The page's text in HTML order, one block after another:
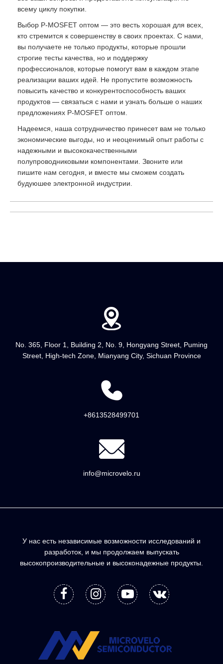
всему циклу покупки.
Выбор P-MOSFET оптом — это весть хорошая для всех,
кто стремится к совершенству в своих проектах. С нами,
вы получаете не только продукты, которые прошли
строгие тесты качества, но и поддержку
профессионалов, которые помогут вам в каждом этапе
реализации ваших идей. Не пропустите возможность
повысить качество и конкурентоспособность ваших
продуктов — связаться с нами и узнать больше о наших
предложениях P-MOSFET оптом.
Надеемся, наша сотрудничество принесет вам не только
экономические выгоды, но и неоценимый опыт работы с
надежными и высококачественными
полупроводниковыми компонентами. Звоните или
пишите нам сегодня, и вместе мы сможем создать
будуюшее электронной индустрии.
No. 365, Floor 1, Building 2, No. 9, Hongyang Street, Puming
Street, High-tech Zone, Mianyang City, Sichuan Province
+8613528499701
info@microvelo.ru
У нас есть независимые возможности исследований и
разработок, и мы продолжаем выпускать
высокопроизводительные и высоконадежные продукты.